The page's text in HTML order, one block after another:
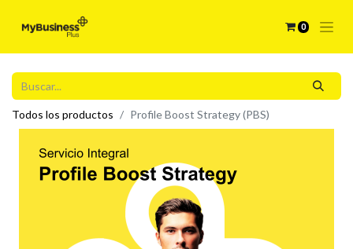
0
Todos los productos Profile Boost Strategy (PBS)